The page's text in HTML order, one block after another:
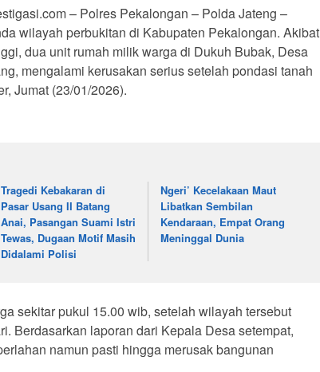
– Polres Pekalongan – Polda Jateng –
wilayah perbukitan di Kabupaten Pekalongan. Akibat
dua unit rumah milik warga di Dukuh Bubak, Desa
mengalami kerusakan serius setelah pondasi tanah
Jumat (23/01/2026).
Tragedi Kebakaran di
Pasar Usang II Batang
Anai, Pasangan Suami Istri
Tewas, Dugaan Motif Masih
Didalami Polisi
Ngeri’ Kecelakaan Maut
Libatkan Sembilan
Kendaraan, Empat Orang
Meninggal Dunia
sekitar pukul 15.00 wib, setelah wilayah tersebut
Berdasarkan laporan dari Kepala Desa setempat,
namun pasti hingga merusak bangunan